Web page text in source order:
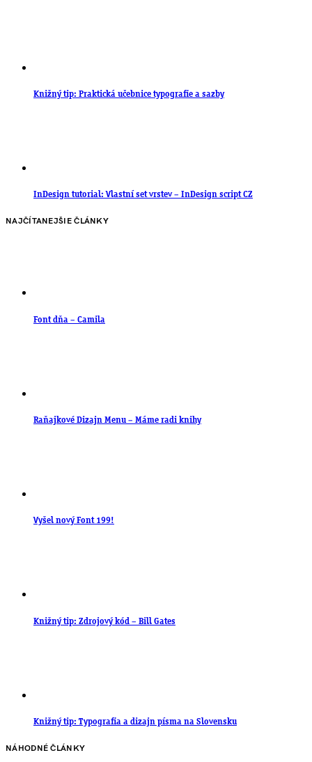
Knižný tip: Praktická učebnice typografie a sazby
InDesign tutorial: Vlastní set vrstev – InDesign script CZ
NAJČÍTANEJŠIE ČLÁNKY
Font dňa – Camila
Raňajkové Dizajn Menu – Máme radi knihy
Vyšel nový Font 199!
Knižný tip: Zdrojový kód – Bill Gates
Knižný tip: Typografia a dizajn písma na Slovensku
NÁHODNÉ ČLÁNKY